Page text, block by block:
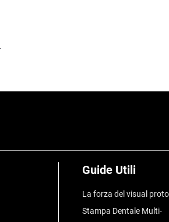
Guide Utili
La forza del visual
Stampa Dentale Multi-